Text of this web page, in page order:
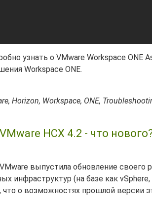
узнать о VMware Workspace
Workspace ONE.
Horizon, Workspace, ONE,
HCX 4.2 - что
выпустила обновление своего
инфраструктур (на базе как
что о возможностях прошлой версии